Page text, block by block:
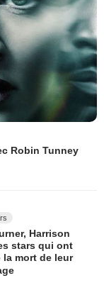
Robin Tunney
Harrison
stars qui ont
la mort de leur